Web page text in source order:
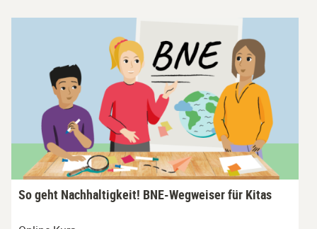
So geht Nachhaltigkeit! BNE-Wegweiser für Kitas